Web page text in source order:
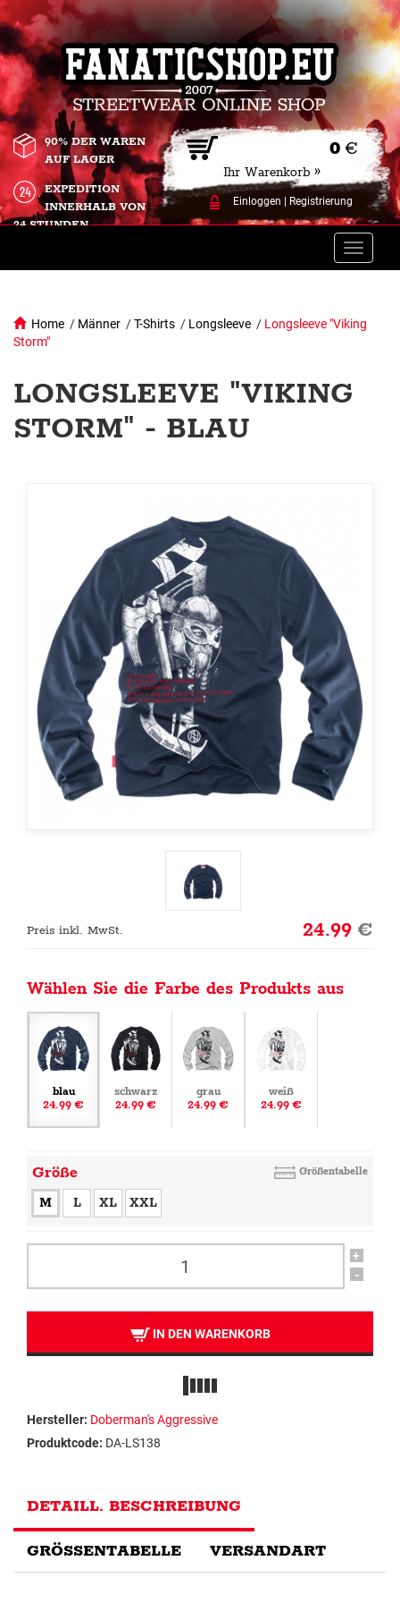
0 €
Ihr Warenkorb »
Einloggen Registrierung
90% DER WAREN
AUF LAGER
EXPEDITION
INNERHALB VON
24 STUNDEN.
Toggle
Home / Männer /T-Shirts / Longsleeve / Longsleeve "Viking
Storm"
LONGSLEEVE "VIKING
STORM" - BLAU
Preis inkl. MwSt. 24.99€
Wählen Sie die Farbe des Produkts aus
blau
24.99 €
schwarz
24.99 €
grau
24.99 €
weiß
24.99 €
Größe Größentabelle
M L XL XXL
+
-
IN DEN WARENKORB
Hersteller: Doberman's Aggressive
Produktcode: DA-LS138
DETAILL. BESCHREIBUNG
GRÖSSENTABELLE VERSANDART